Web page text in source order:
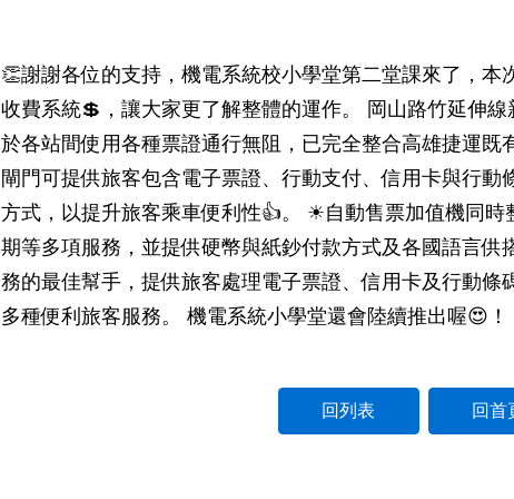
👏謝謝各位的支持，機電系統校小學堂第二堂課來了，
收費系統💲，讓大家更了解整體的運作。 岡山路竹延伸
於各站間使用各種票證通行無阻，已完全整合高雄捷運既
閘門可提供旅客包含電子票證、行動支付、信用卡與行
方式，以提升旅客乘車便利性👍。 ☀自動售票加值機同
期等多項服務，並提供硬幣與紙鈔付款方式及各國語言供
務的最佳幫手，提供旅客處理電子票證、信用卡及行動條
多種便利旅客服務。 機電系統小學堂還會陸續推出喔😍！
回列表 回首